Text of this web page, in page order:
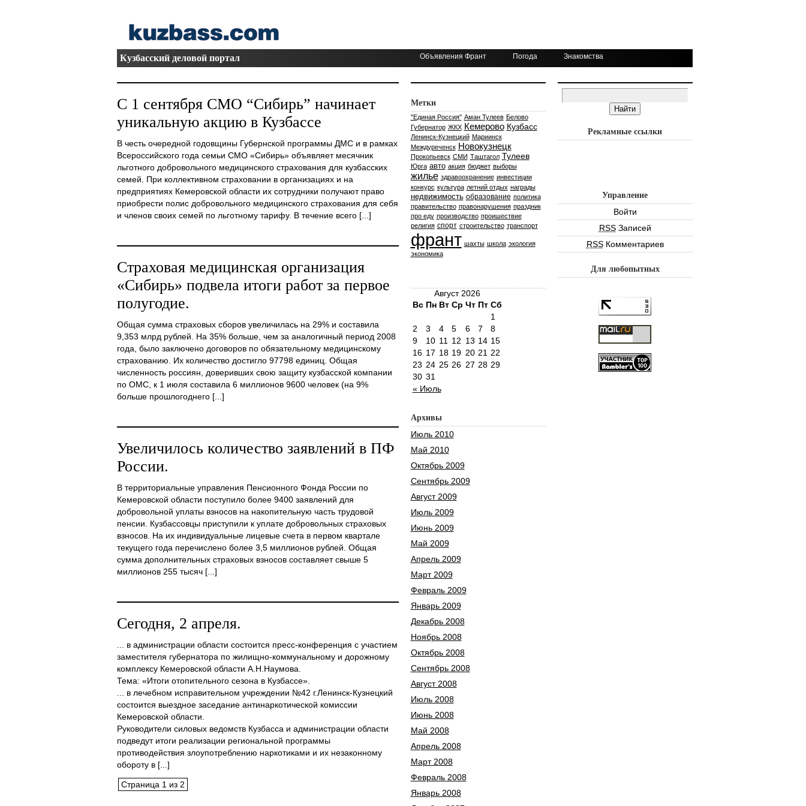
Кузбасский деловой портал Объявления Франт Погода Знакомства
С 1 сентября СМО “Сибирь” начинает
уникальную акцию в Кузбассе
В честь очередной годовщины Губернской программы ДМС и в рамках
Всероссийского года семьи СМО «Сибирь» объявляет месячник
льготного добровольного медицинского страхования для кузбасских
семей. При коллективном страховании в организациях и на
предприятиях Кемеровской области их сотрудники получают право
приобрести полис добровольного медицинского страхования для себя
и членов своих семей по льготному тарифу. В течение всего [...]
Страховая медицинская организация
«Сибирь» подвела итоги работ за первое
полугодие.
Общая сумма страховых сборов увеличилась на 29% и составила
9,353 млрд рублей. На 35% больше, чем за аналогичный период 2008
года, было заключено договоров по обязательному медицинскому
страхованию. Их количество достигло 97798 единиц. Общая
численность россиян, доверивших свою защиту кузбасской компании
по ОМС, к 1 июля составила 6 миллионов 9600 человек (на 9%
больше прошлогоднего [...]
Увеличилось количество заявлений в ПФ
России.
В территориальные управления Пенсионного Фонда России по
Кемеровской области поступило более 9400 заявлений для
добровольной уплаты взносов на накопительную часть трудовой
пенсии. Кузбассовцы приступили к уплате добровольных страховых
взносов. На их индивидуальные лицевые счета в первом квартале
текущего года перечислено более 3,5 миллионов рублей. Общая
сумма дополнительных страховых взносов составляет свыше 5
миллионов 255 тысяч [...]
Сегодня, 2 апреля.
... в администрации области состоится пресс-конференция с участием
заместителя губернатора по жилищно-коммунальному и дорожному
комплексу Кемеровской области А.Н.Наумова.
Тема: «Итоги отопительного сезона в Кузбассе».
... в лечебном исправительном учреждении №42 г.Ленинск-Кузнецкий
состоится выездное заседание антинаркотической комиссии
Кемеровской области.
Руководители силовых ведомств Кузбасса и администрации области
подведут итоги реализации региональной программы
противодействия злоупотреблению наркотиками и их незаконному
обороту в [...]
Страница 1 из 2
Метки
"Единая Россия" Аман Тулеев Белово
Губернатор ЖКХ Кемерово Кузбасс
Ленинск-Кузнецкий Мариинск
Междуреченск Новокузнецк
Прокопьевск СМИ Таштагол Тулеев
Юрга авто акция бюджет выборы
жилье здравоохранение инвестиции
конкурс культура летний отдых награды
недвижимость образование политика
правительство правонарушения праздник
про еду производство проишествие
религия спорт строительство транспорт
франт шахты школа экология
экономика
Август 2026
Вс Пн Вт Ср Чт Пт Сб
« Июль
1
2
3 4 5 6 7
8
9
10 11 12 13 14 15
16 17 18 19 20 21 22
23 24 25 26 27 28 29
30 31
Архивы
Июль 2010
Май 2010
Октябрь 2009
Сентябрь 2009
Август 2009
Июль 2009
Июнь 2009
Май 2009
Апрель 2009
Март 2009
Февраль 2009
Январь 2009
Декабрь 2008
Ноябрь 2008
Октябрь 2008
Сентябрь 2008
Август 2008
Июль 2008
Июнь 2008
Май 2008
Апрель 2008
Март 2008
Февраль 2008
Январь 2008
Рекламные ссылки
Управление
Войти
RSSЗаписей
RSSКомментариев
Для любопытных